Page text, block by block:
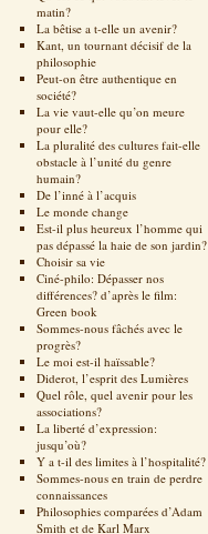
matin?
La bêtise a t-elle un avenir?
Kant, un tournant décisif de la
philosophie
Peut-on être authentique en
société?
La vie vaut-elle qu’on meure
pour elle?
La pluralité des cultures fait-elle
obstacle à l’unité du genre
humain?
De l’inné à l’acquis
Le monde change
Est-il plus heureux l’homme qui
pas dépassé la haie de son jardin?
Choisir sa vie
Ciné-philo: Dépasser nos
différences? d’après le film:
Green book
Sommes-nous fâchés avec le
progrès?
Le moi est-il haïssable?
Diderot, l’esprit des Lumières
Quel rôle, quel avenir pour les
associations?
La liberté d’expression:
jusqu’où?
Y a t-il des limites à l’hospitalité?
Sommes-nous en train de perdre
connaissances
Philosophies comparées d’Adam
Smith et de Karl Marx